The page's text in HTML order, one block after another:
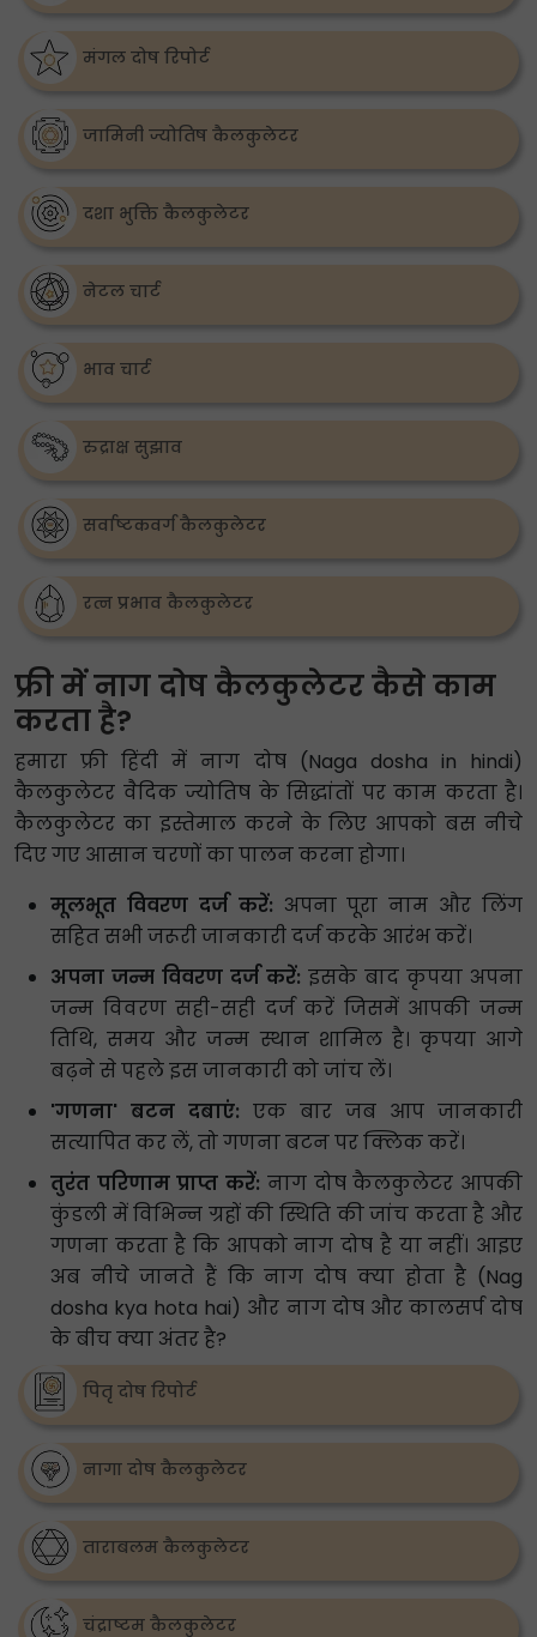
मंगल दोष रिपोर्ट
जामिनी ज्योतिष कैलकुलेटर
दशा भुक्ति कैलकुलेटर
नेटल चार्ट
भाव चार्ट
रुद्राक्ष सुझाव
सर्वाष्टकवर्ग कैलकुलेटर
रत्न प्रभाव कैलकुलेटर
फ्री में नाग दोष कैलकुलेटर कैसे काम
करता है?
हमारा फ्री हिंदी में नाग दोष (Naga dosha in hindi)
कैलकुलेटर वैदिक ज्योतिष के सिद्धांतों पर काम करता है।
कैलकुलेटर का इस्तेमाल करने के लिए आपको बस नीचे
दिए गए आसान चरणों का पालन करना होगा।
मूलभूत विवरण दर्ज करें: अपना पूरा नाम और लिंग
सहित सभी जरूरी जानकारी दर्ज करके आरंभ करें।
अपना जन्म विवरण दर्ज करें: इसके बाद कृपया अपना
जन्म विवरण सही-सही दर्ज करें जिसमें आपकी जन्म
तिथि, समय और जन्म स्थान शामिल है। कृपया आगे
बढ़ने से पहले इस जानकारी को जांच लें।
'गणना' बटन दबाएं: एक बार जब आप जानकारी
सत्यापित कर लें, तो गणना बटन पर क्लिक करें।
तुरंत परिणाम प्राप्त करें: नाग दोष कैलकुलेटर आपकी
कुंडली में विभिन्न ग्रहों की स्थिति की जांच करता है और
गणना करता है कि आपको नाग दोष है या नहीं। आइए
अब नीचे जानते हैं कि नाग दोष क्या होता है (Nag
dosha kya hota hai) और नाग दोष और कालसर्प दोष
के बीच क्या अंतर है?
पितृ दोष रिपोर्ट
नागा दोष कैलकुलेटर
ताराबलम कैलकुलेटर
चंद्राष्टम कैलकुलेटर